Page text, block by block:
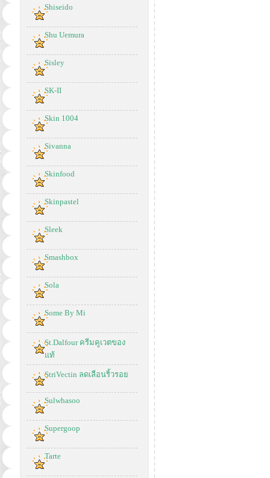
Shiseido
Shu Uemura
Sisley
SK-II
Skin 1004
Sivanna
Skinfood
Skinpastel
Sleek
Smashbox
Sola
Some By Mi
St.Dalfour ครีมคูเวตของ
แท้
StriVectin ลดเลือนริ้วรอย
Sulwhasoo
Supergoop
Tarte